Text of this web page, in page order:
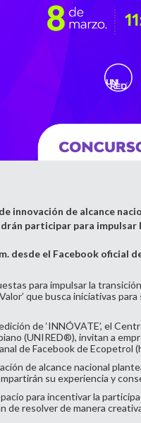
innovación de alcance
participar para
desde el Facebook oficial
para impulsar la
que busca iniciativas
de ‘INNÓVATE’, el
(UNIRED®️), invitan a
de Facebook de Ecopetrol (
de alcance nacional
su experiencia y
para incentivar la
de resolver de manera